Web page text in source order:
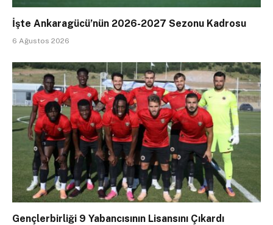
İşte Ankaragücü’nün 2026-2027 Sezonu Kadrosu
6 Ağustos 2026
Gençlerbirliği 9 Yabancısının Lisansını Çıkardı